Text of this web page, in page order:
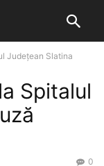
Județean Slatina
Spitalul
0